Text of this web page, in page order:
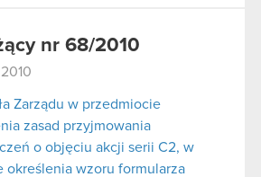
nr 68/2010
Zarządu w przedmiocie
zasad przyjmowania
o objęciu akcji serii C2, w
określenia wzoru formularza